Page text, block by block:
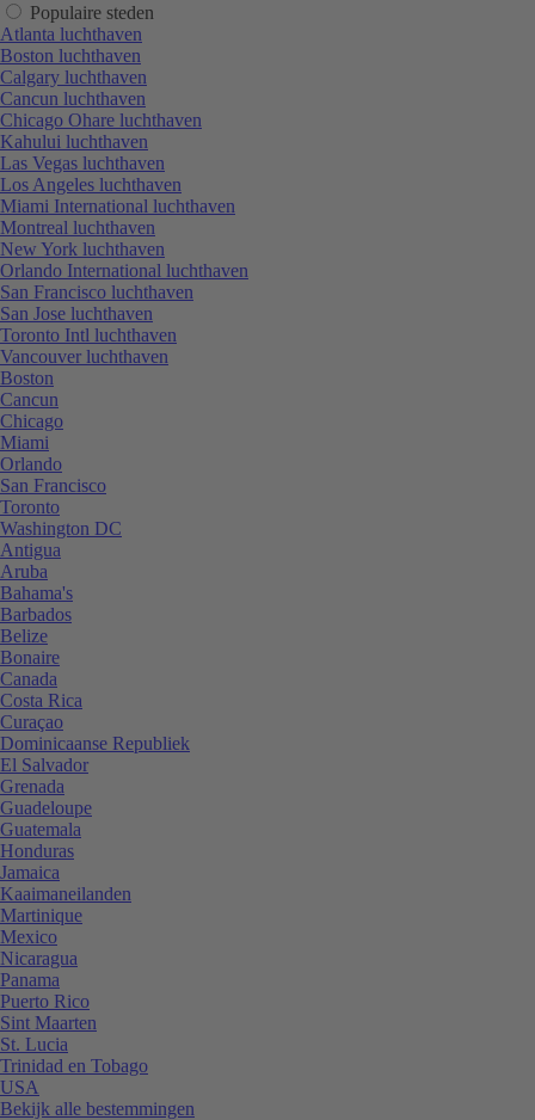
Populaire steden
Atlanta luchthaven
Boston luchthaven
Calgary luchthaven
Cancun luchthaven
Chicago Ohare luchthaven
Kahului luchthaven
Las Vegas luchthaven
Los Angeles luchthaven
Miami International luchthaven
Montreal luchthaven
New York luchthaven
Orlando International luchthaven
San Francisco luchthaven
San Jose luchthaven
Toronto Intl luchthaven
Vancouver luchthaven
Boston
Cancun
Chicago
Miami
Orlando
San Francisco
Toronto
Washington DC
Antigua
Aruba
Bahama's
Barbados
Belize
Bonaire
Canada
Costa Rica
Curaçao
Dominicaanse Republiek
El Salvador
Grenada
Guadeloupe
Guatemala
Honduras
Jamaica
Kaaimaneilanden
Martinique
Mexico
Nicaragua
Panama
Puerto Rico
Sint Maarten
St. Lucia
Trinidad en Tobago
USA
Bekijk alle bestemmingen